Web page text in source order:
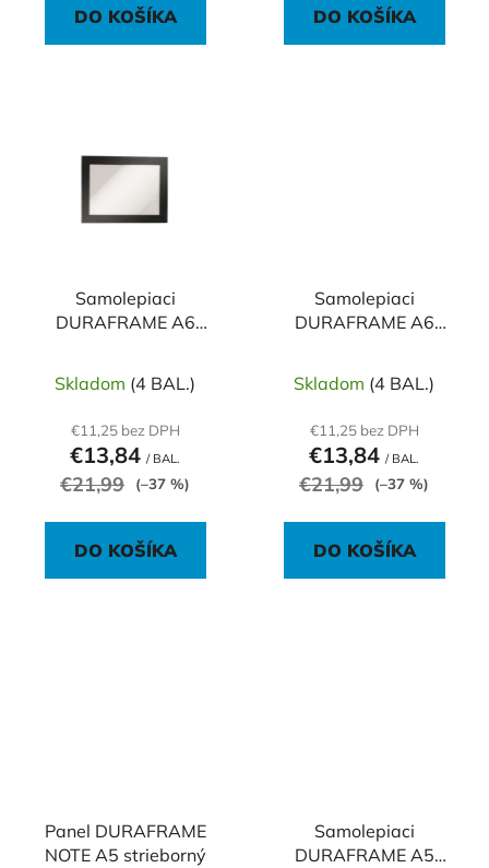
DO KOŠÍKA DO KOŠÍKA
Samolepiaci
DURAFRAME A6
Skladom (4 BAL.)
€11,25 bez DPH
€13,84 / BAL.
€21,99 (–37 %)
DO KOŠÍKA
Samolepiaci
DURAFRAME A6
Skladom (4 BAL.)
€11,25 bez DPH
€13,84 / BAL.
€21,99 (–37 %)
DO KOŠÍKA
Panel DURAFRAME
NOTE A5 strieborný
Samolepiaci
DURAFRAME A5